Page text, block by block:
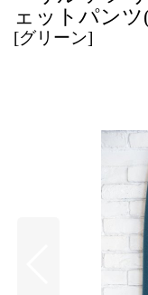
ェットパンツ
[グリーン]